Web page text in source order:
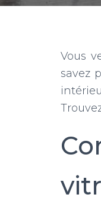
Vous
savez